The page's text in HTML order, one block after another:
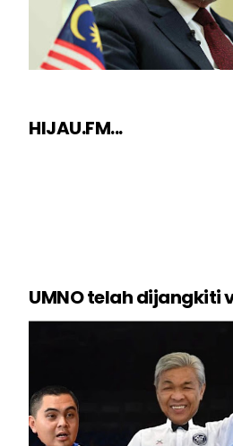
HIJAU.FM...
UMNO telah dijangkiti